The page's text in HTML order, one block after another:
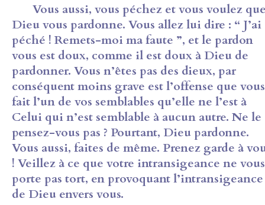
Vous aussi, vous péchez et vous voulez
Dieu vous pardonne. Vous allez lui dire : “ J’ai
péché ! Remets-moi ma faute ”, et le pardon
vous est doux, comme il est doux à Dieu de
pardonner. Vous n’êtes pas des dieux, par
conséquent moins grave est l’offense que vous
fait l’un de vos semblables qu’elle ne l’est à
Celui qui n’est semblable à aucun autre. Ne le
pensez-vous pas ? Pourtant, Dieu pardonne.
Vous aussi, faites de même. Prenez garde à
! Veillez à ce que votre intransigeance ne vous
porte pas tort, en provoquant l’intransigeance
de Dieu envers vous.